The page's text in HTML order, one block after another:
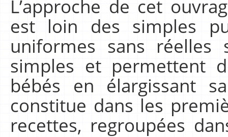
L’approche de cet
est loin des simples
uniformes sans réelles
simples et permettent
bébés en élargissant
constitue dans les
recettes, regroupées